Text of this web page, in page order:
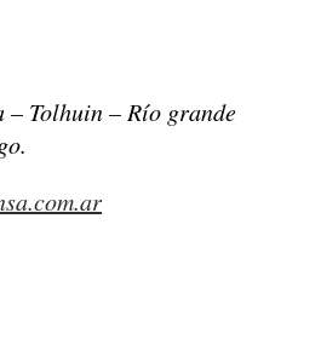
Tolhuin – Río grande